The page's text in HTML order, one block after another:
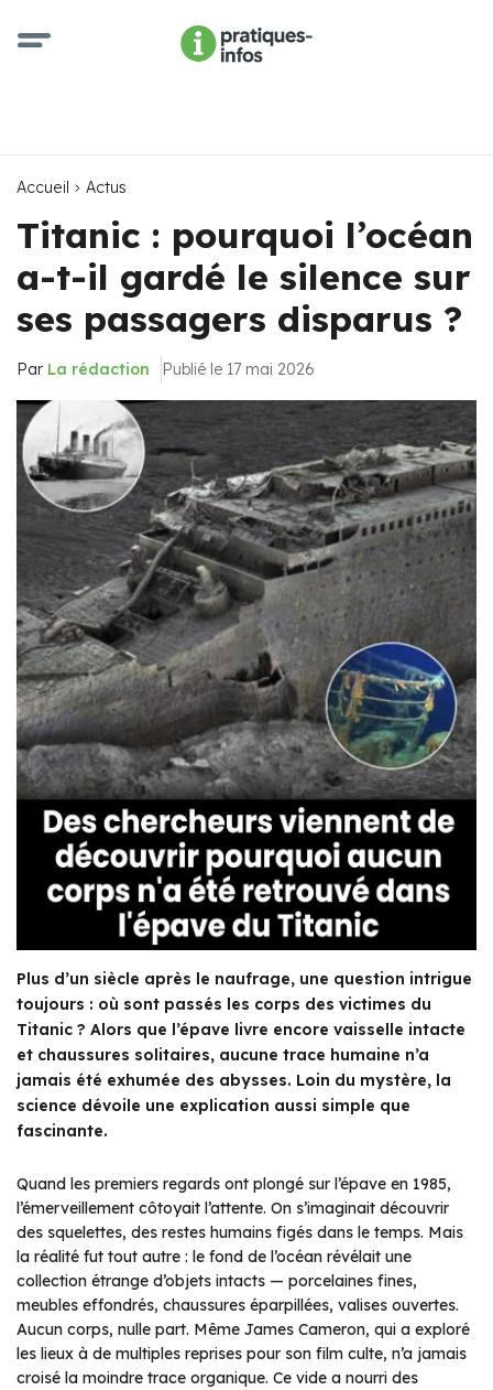
Accueil Actus
Titanic : pourquoi l’océan
a-t-il gardé le silence sur
ses passagers disparus ?
Par La rédaction Publié le 17 mai 2026
Plus d’un siècle après le naufrage, une question intrigue
toujours : où sont passés les corps des victimes du
Titanic ? Alors que l’épave livre encore vaisselle intacte
et chaussures solitaires, aucune trace humaine n’a
jamais été exhumée des abysses. Loin du mystère, la
science dévoile une explication aussi simple que
fascinante.
Quand les premiers regards ont plongé sur l’épave en 1985,
l’émerveillement côtoyait l’attente. On s’imaginait découvrir
des squelettes, des restes humains figés dans le temps. Mais
la réalité fut tout autre : le fond de l’océan révélait une
collection étrange d’objets intacts — porcelaines fines,
meubles effondrés, chaussures éparpillées, valises ouvertes.
Aucun corps, nulle part. Même James Cameron, qui a exploré
les lieux à de multiples reprises pour son film culte, n’a jamais
croisé la moindre trace organique. Ce vide a nourri des